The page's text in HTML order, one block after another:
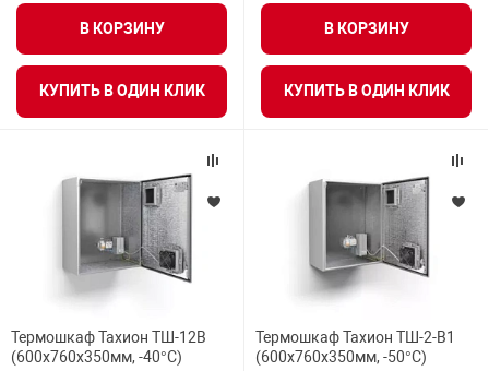
В КОРЗИНУ
КУПИТЬ В ОДИН КЛИК
В КОРЗИНУ
КУПИТЬ В ОДИН КЛИК
Термошкаф Тахион ТШ-12В
(600х760х350мм, -40°С)
Термошкаф Тахион ТШ-2-В1
(600х760х350мм, -50°С)